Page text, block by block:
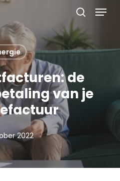
Menu
de
van je
2022